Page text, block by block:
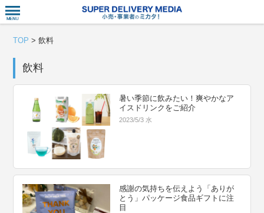
TOP >飲料
飲料
暑い季節に飲みたい！爽やかなア
イスドリンクをご紹介
2023/5/3 水
感謝の気持ちを伝えよう「ありが
とう」パッケージ食品ギフトに注
目